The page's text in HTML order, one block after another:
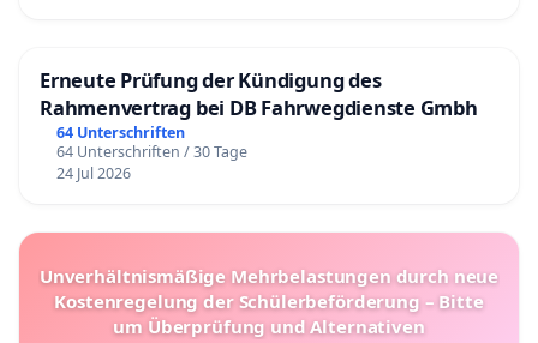
Erneute Prüfung der Kündigung des
Rahmenvertrag bei DB Fahrwegdienste Gmbh
64 Unterschriften
64 Unterschriften / 30 Tage
24 Jul 2026
Unverhältnismäßige Mehrbelastungen durch neue
Kostenregelung der Schülerbeförderung – Bitte
um Überprüfung und Alternativen